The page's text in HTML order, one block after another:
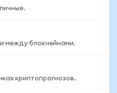
и между блокчейнами.
криптопрогнозов.